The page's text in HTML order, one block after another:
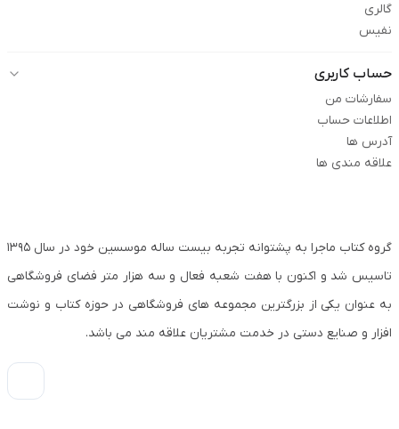
گالری
نفیس
حساب کاربری
سفارشات من
اطلاعات حساب
آدرس ها
علاقه مندی ها
گروه کتاب ماجرا به پشتوانه تجربه بیست ساله موسسین خود در سال ۱۳۹۵
تاسیس شد و اکنون با هفت شعبه فعال و سه هزار متر فضای فروشگاهی
به عنوان یکی از بزرگترین مجموعه های فروشگاهی در حوزه کتاب و نوشت
افزار و صنایع دستی در خدمت مشتریان علاقه مند می باشد.